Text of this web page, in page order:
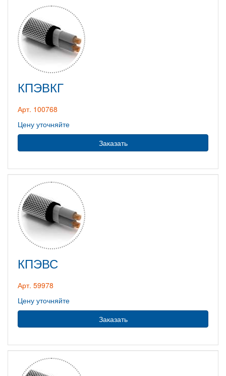
КПЭВКГ
Арт. 100768
Цену уточняйте
Заказать
КПЭВС
Арт. 59978
Цену уточняйте
Заказать